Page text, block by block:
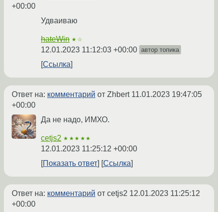
+00:00
Удваиваю
hateWin ★☆
12.01.2023 11:12:03 +00:00 автор топика
Ссылка
Ответ на: комментарий от Zhbert 11.01.2023 19:47:05
+00:00
Да не надо, ИМХО.
cetjs2 ★★★★★
12.01.2023 11:25:12 +00:00
Показать ответ
Ссылка
Ответ на: комментарий от cetjs2 12.01.2023 11:25:12
+00:00